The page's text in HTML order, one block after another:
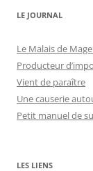
LE JOURNAL
Le Malais de
Producteur
Vient de paraître
Une causerie
Petit manuel de
LES LIENS